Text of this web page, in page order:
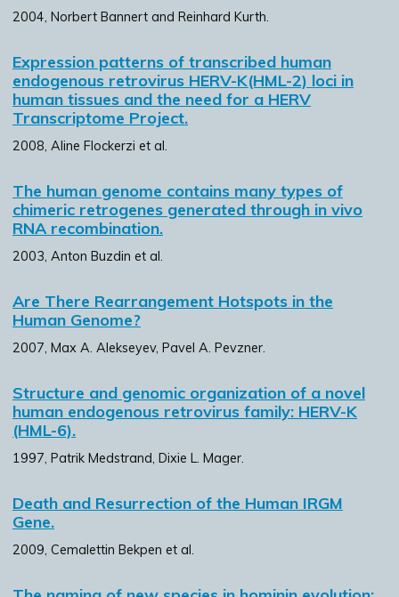
2004, Norbert Bannert and Reinhard Kurth.
Expression patterns of transcribed human
endogenous retrovirus HERV-K(HML-2) loci in
human tissues and the need for a HERV
Transcriptome Project.
2008, Aline Flockerzi et al.
The human genome contains many types of
chimeric retrogenes generated through in vivo
RNA recombination.
2003, Anton Buzdin et al.
Are There Rearrangement Hotspots in the
Human Genome?
2007, Max A. Alekseyev, Pavel A. Pevzner.
Structure and genomic organization of a novel
human endogenous retrovirus family: HERV-K
(HML-6).
1997, Patrik Medstrand, Dixie L. Mager.
Death and Resurrection of the Human IRGM
Gene.
2009, Cemalettin Bekpen et al.